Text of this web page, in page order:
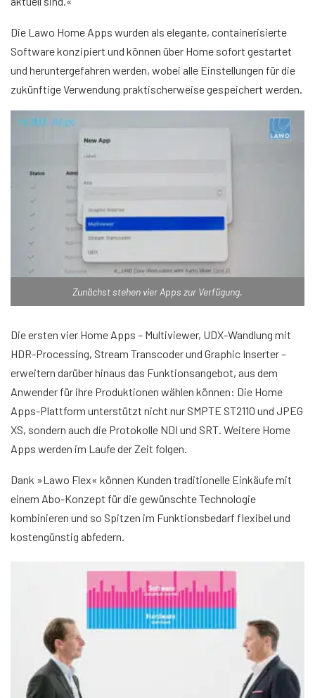
Die Lawo Home Apps wurden als elegante, containerisierte
Software konzipiert und können über Home sofort gestartet
und heruntergefahren werden, wobei alle Einstellungen für die
zukünftige Verwendung praktischerweise gespeichert werden.
Zunächst stehen vier Apps zur Verfügung.
Die ersten vier Home Apps – Multiviewer, UDX-Wandlung mit
HDR-Processing, Stream Transcoder und Graphic Inserter –
erweitern darüber hinaus das Funktionsangebot, aus dem
Anwender für ihre Produktionen wählen können: Die Home
Apps-Plattform unterstützt nicht nur SMPTE ST2110 und JPEG
XS, sondern auch die Protokolle NDI und SRT. Weitere Home
Apps werden im Laufe der Zeit folgen.
Dank »Lawo Flex« können Kunden traditionelle Einkäufe mit
einem Abo-Konzept für die gewünschte Technologie
kombinieren und so Spitzen im Funktionsbedarf flexibel und
kostengünstig abfedern.